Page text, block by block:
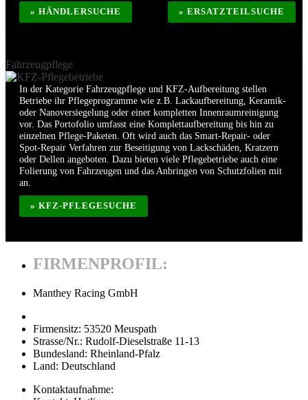
» HÄNDLERSUCHE » ERSATZTEILSUCHE
Fahrzeugpflege
In der Kategorie Fahrzeugpflege und KFZ-Aufbereitung stellen
Betriebe ihr Pflegeprogramme wie z.B. Lackaufbereitung, Keramik-
oder Nanoversiegelung oder einer kompletten Innenraumreinigung
vor. Das Portofolio umfasst eine Komplettaufbereitung bis hin zu
einzelnen Pflege-Paketen. Oft wird auch das Smart-Repair- oder
Spot-Repair Verfahren zur Beseitigung von Lackschäden, Kratzern
oder Dellen angeboten. Dazu bieten viele Pflegebetriebe auch eine
Folierung von Fahrzeugen und das Anbringen von Schutzfolien mit
an.
» KFZ-PFLEGESUCHE
FIRMENPROFIL:
Manthey Racing GmbH
Firmensitz: 53520 Meuspath
Strasse/Nr.: Rudolf-Dieselstraße 11-13
Bundesland: Rheinland-Pfalz
Land: Deutschland
Kontaktaufnahme: